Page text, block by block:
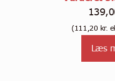
(111,20 kr.
Læs